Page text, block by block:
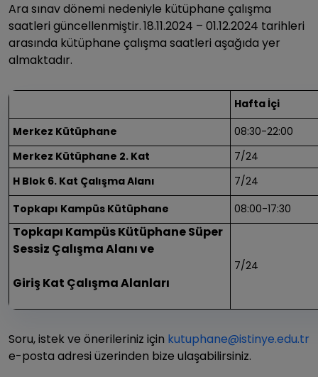
Ara sınav dönemi nedeniyle kütüphane çalışma
saatleri güncellenmiştir.18.11.2024 – 01.12.2024 tarihleri
arasında kütüphane çalışma saatleri aşağıda yer
almaktadır.
Hafta İçi
Merkez Kütüphane
08:30-22:00
Merkez Kütüphane 2. Kat
7/24
H Blok 6. Kat Çalışma Alanı
7/24
Topkapı Kampüs Kütüphane
08:00-17:30
Topkapı Kampüs Kütüphane Süper
Sessiz Çalışma Alanı ve
Giriş Kat Çalışma Alanları
7/24
Soru, istek ve önerileriniz için kutuphane@istinye.edu.tr
e-posta adresi üzerinden bize ulaşabilirsiniz.